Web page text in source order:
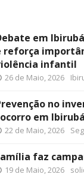
em
reforça
infantil
26 de Maio, 2026
no
em Ibirubá
22 de Maio, 2026
faz
19 de Maio, 2026